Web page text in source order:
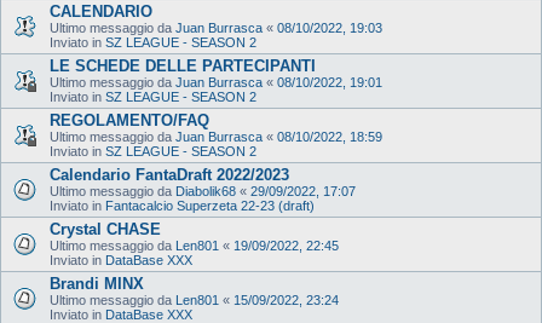
CALENDARIO
Ultimo messaggio da Juan Burrasca « 08/10/2022, 19:03
Inviato in SZ LEAGUE - SEASON 2
LE SCHEDE DELLE PARTECIPANTI
Ultimo messaggio da Juan Burrasca « 08/10/2022, 19:01
Inviato in SZ LEAGUE - SEASON 2
REGOLAMENTO/FAQ
Ultimo messaggio da Juan Burrasca « 08/10/2022, 18:59
Inviato in SZ LEAGUE - SEASON 2
Calendario FantaDraft 2022/2023
Ultimo messaggio da Diabolik68 « 29/09/2022, 17:07
Inviato in Fantacalcio Superzeta 22-23 (draft)
Crystal CHASE
Ultimo messaggio da Len801 « 19/09/2022, 22:45
Inviato in DataBase XXX
Brandi MINX
Ultimo messaggio da Len801 « 15/09/2022, 23:24
Inviato in DataBase XXX